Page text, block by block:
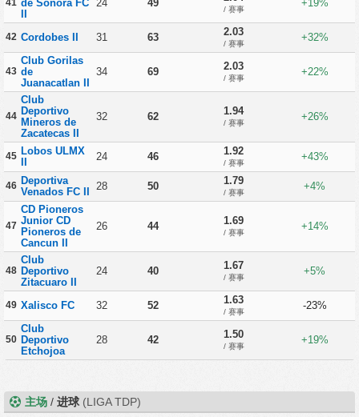
41 de Sonora FC
24 49
/ 赛事
+19%
42 Cordobes II 31 63 2.03
/ 赛事
+32%
43
Club Gorilas
de
Juanacatlan II
34 69 2.03
/ 赛事
+22%
44
Club
Deportivo
Mineros de
Zacatecas II
32 62 1.94
/ 赛事
+26%
45 Lobos ULMX
24 46 1.92
/ 赛事
+43%
46 Deportiva
Venados FC II
28 50 1.79
/ 赛事
+4%
47
CD Pioneros
Junior CD
Pioneros de
Cancun II
26 44 1.69
/ 赛事
+14%
48
Club
Deportivo
Zitacuaro II
24 40 1.67
/ 赛事
+5%
49 Xalisco FC 32 52 1.63
/ 赛事
-23%
50
Club
Deportivo
Etchojoa
28 42 1.50
/ 赛事
+19%
主场 / 进球 (LIGA TDP)